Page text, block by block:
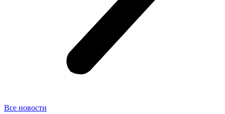
Все новости